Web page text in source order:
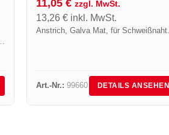
11,05 € zzgl. MwSt.
13,26 € inkl. MwSt.
Anstrich, Galva Mat, für Schweißnaht.
Art.-Nr.: 99660 DETAILS ANSEHEN